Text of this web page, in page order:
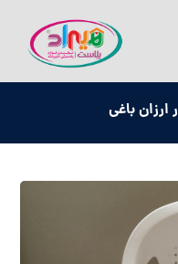
باغی